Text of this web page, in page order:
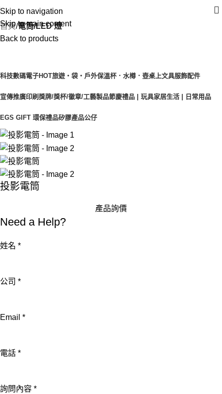
Skip to navigation
Skip to main content
首頁 電筒/LED 燈
Back to products
科技數碼電子HOT旅遊‧袋‧戶外保溫杯．水樽．壺桌上文具服飾配件
宣傳推廣印刷 獎牌/獎杯/徽章/工藝製品節慶禮品 | 玩具家居生活 | 日常用品
EGS GIFT 環保禮品矽膠產品公仔
投影電筒
產品詢價
Need a Help?
姓名 *
公司 *
電
姓
Email *
電話 *
詢問內容 *